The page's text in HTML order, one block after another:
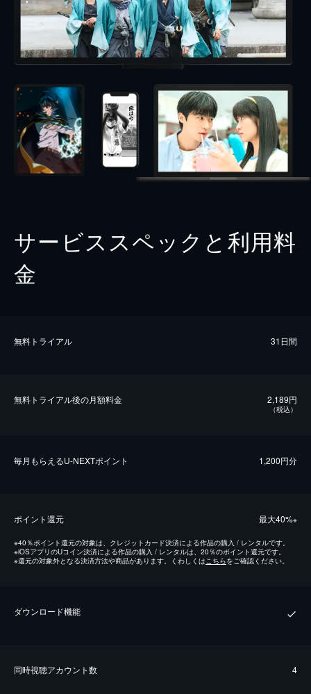
サービススペックと利用料
金
無料トライアル 31日間
無料トライアル後の⽉額料金 2,189円
（税込）
毎⽉もらえるU-NEXTポイント 1,200円分
ポイント還元 最⼤40%※
※40％ポイント還元の対象は、クレジットカード決済による作品の購入 / レンタルです。
※iOSアプリのUコイン決済による作品の購入 / レンタルは、20％のポイント還元です。
※還元の対象外となる決済方法や商品があります。くわしくはこちらをご確認ください。
ダウンロード機能
同時視聴アカウント数 4